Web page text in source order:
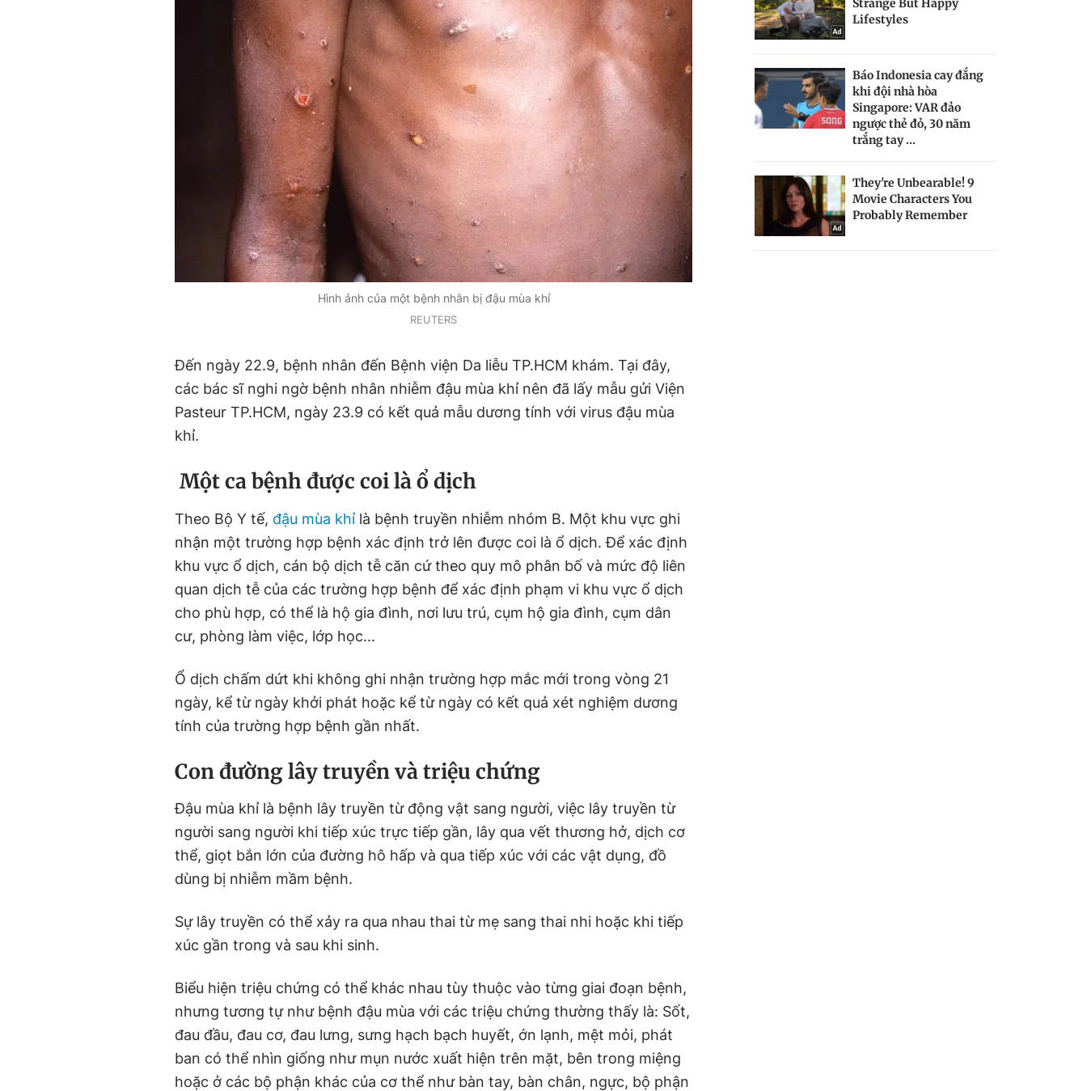
Hình ảnh của một bệnh nhân bị đậu mùa khỉ
REUTERS
Đến ngày 22.9, bệnh nhân đến Bệnh viện Da liễu TP.HCM khám. Tại đây,
các bác sĩ nghi ngờ bệnh nhân nhiễm đậu mùa khỉ nên đã lấy mẫu gửi Viện
Pasteur TP.HCM, ngày 23.9 có kết quả mẫu dương tính với virus đậu mùa
khỉ.
Mộtca bệnh được coi là ổ dịch
Theo Bộ Y tế, đậu mùa khỉ là bệnh truyền nhiễm nhóm B. Một khu vực ghi
nhận một trường hợp bệnh xác định trở lên được coi là ổ dịch. Để xác định
khu vực ổ dịch, cán bộ dịch tễ căn cứ theo quy mô phân bố và mức độ liên
quan dịch tễ của các trường hợp bệnh để xác định phạm vi khu vực ổ dịch
cho phù hợp, có thể là hộ gia đình, nơi lưu trú, cụm hộ gia đình, cụm dân
cư, phòng làm việc, lớp học...
Ổ dịch chấm dứt khi không ghi nhận trường hợp mắc mới trong vòng 21
ngày, kể từ ngày khởi phát hoặc kể từ ngày có kết quả xét nghiệm dương
tính của trường hợp bệnh gần nhất.
Con đường lây truyền và triệu chứng
Đậu mùa khỉ là bệnh lây truyền từ động vật sang người, việc lây truyền từ
người sang người khi tiếp xúc trực tiếp gần, lây qua vết thương hở, dịch cơ
thể, giọt bắn lớn của đường hô hấp và qua tiếp xúc với các vật dụng, đồ
dùng bị nhiễm mầm bệnh.
Sự lây truyền có thể xảy ra qua nhau thai từ mẹ sang thai nhi hoặc khi tiếp
xúc gần trong và sau khi sinh.
Biểu hiện triệu chứng có thể khác nhau tùy thuộc vào từng giai đoạn bệnh,
nhưng tương tự như bệnh đậu mùa với các triệu chứng thường thấy là: Sốt,
đau đầu, đau cơ, đau lưng, sưng hạch bạch huyết, ớn lạnh, mệt mỏi, phát
ban có thể nhìn giống như mụn nước xuất hiện trên mặt, bên trong miệng
hoặc ở các bộ phận khác của cơ thể như bàn tay, bàn chân, ngực, bộ phận